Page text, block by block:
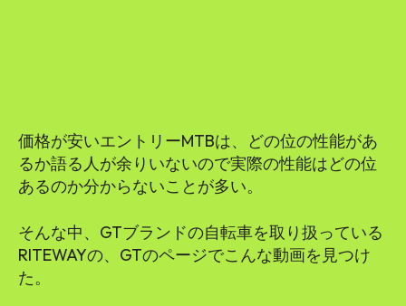
価格が安いエントリーMTBは、どの位の性能があ
るか語る人が余りいないので実際の性能はどの位
あるのか分からないことが多い。
そんな中、GTブランドの自転車を取り扱っている
RITEWAYの、GTのページでこんな動画を見つけ
た。